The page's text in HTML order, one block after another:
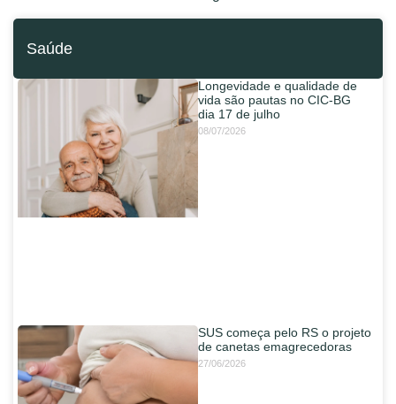
Saúde
Longevidade e qualidade de
vida são pautas no CIC-BG
dia 17 de julho
08/07/2026
SUS começa pelo RS o projeto
de canetas emagrecedoras
27/06/2026